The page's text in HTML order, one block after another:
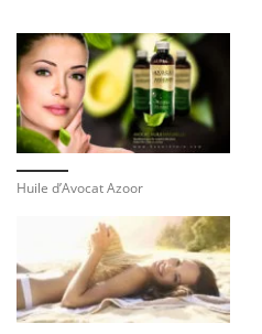
Huile d’Avocat Azoor